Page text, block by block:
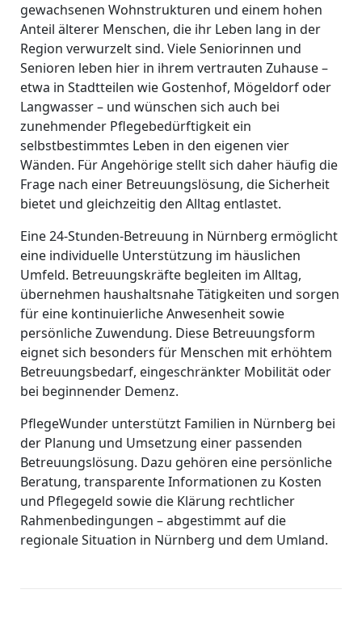
gewachsenen Wohnstrukturen und einem hohen
Anteil älterer Menschen, die ihr Leben lang in der
Region verwurzelt sind. Viele Seniorinnen und
Senioren leben hier in ihrem vertrauten Zuhause –
etwa in Stadtteilen wie Gostenhof, Mögeldorf oder
Langwasser – und wünschen sich auch bei
zunehmender Pflegebedürftigkeit ein
selbstbestimmtes Leben in den eigenen vier
Wänden. Für Angehörige stellt sich daher häufig die
Frage nach einer Betreuungslösung, die Sicherheit
bietet und gleichzeitig den Alltag entlastet.
Eine 24-Stunden-Betreuung in Nürnberg ermöglicht
eine individuelle Unterstützung im häuslichen
Umfeld. Betreuungskräfte begleiten im Alltag,
übernehmen haushaltsnahe Tätigkeiten und sorgen
für eine kontinuierliche Anwesenheit sowie
persönliche Zuwendung. Diese Betreuungsform
eignet sich besonders für Menschen mit erhöhtem
Betreuungsbedarf, eingeschränkter Mobilität oder
bei beginnender Demenz.
PflegeWunder unterstützt Familien in Nürnberg bei
der Planung und Umsetzung einer passenden
Betreuungslösung. Dazu gehören eine persönliche
Beratung, transparente Informationen zu Kosten
und Pflegegeld sowie die Klärung rechtlicher
Rahmenbedingungen – abgestimmt auf die
regionale Situation in Nürnberg und dem Umland.